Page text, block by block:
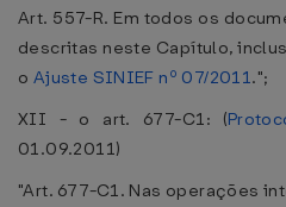
Art. 557-R. Em todos os
descritas neste Capítulo,
o Ajuste SINIEF nº 07/2011.";
XII - o art. 677-C1: (
01.09.2011)
"Art. 677-C1. Nas operações